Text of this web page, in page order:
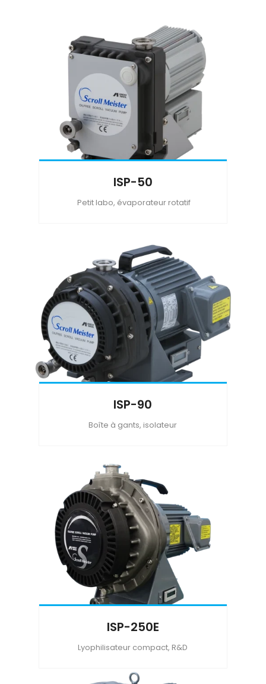
ISP-50
Petit labo, évaporateur rotatif
ISP-90
Boîte à gants, isolateur
ISP-250E
Lyophilisateur compact, R&D